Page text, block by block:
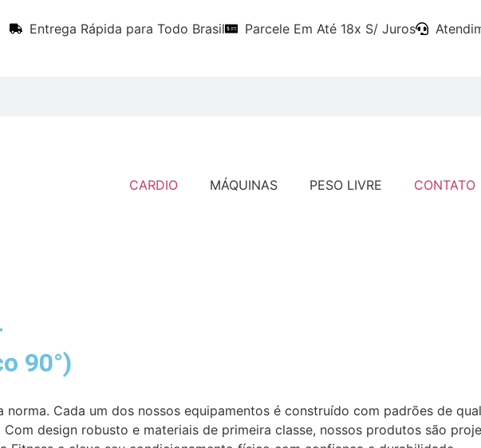
Entrega Rápida para Todo Brasil Parcele Em Até 18x S/ Juros
CARDIO MÁQUINAS PESO LIVRE CONTATO
90°)
norma. Cada um dos nossos equipamentos é construído com padrões de
design robusto e materiais de primeira classe, nossos produtos são